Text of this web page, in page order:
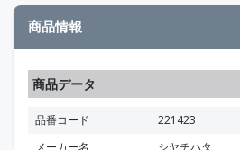
商品情報
商品データ
品番コード
221423
メーカー名
シヤチハタ